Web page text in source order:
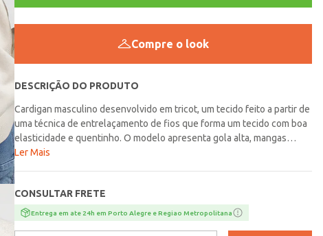
Compre o look
DESCRIÇÃO DO PRODUTO
Cardigan masculino desenvolvido em tricot, um tecido feito a partir de
uma técnica de entrelaçamento de fios que forma um tecido com boa
elasticidade e quentinho. O modelo apresenta gola alta, mangas
compridas com punho, fechamento por zíper, bolsos frontais
50% algodão, 50% acrílico
Ler Mais
CONSULTAR FRETE
Entrega em ate 24h em Porto Alegre e Regiao Metropolitana